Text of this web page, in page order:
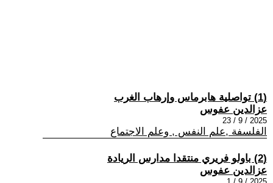
(1) تواصلية هابرماس وإرهاب الغرب
عزالدين عفوس
2025 / 9 / 23
الفلسفة ,علم النفس , وعلم الاجتماع
(2) باولو فريري منتقدا مدارس الريادة
عزالدين عفوس